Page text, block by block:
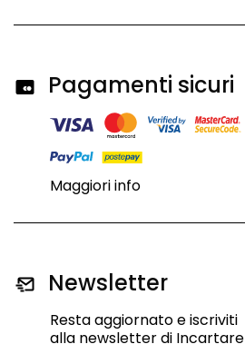
Pagamenti sicuri
Maggiori info
Newsletter
Resta aggiornato e iscriviti
alla newsletter di Incartare